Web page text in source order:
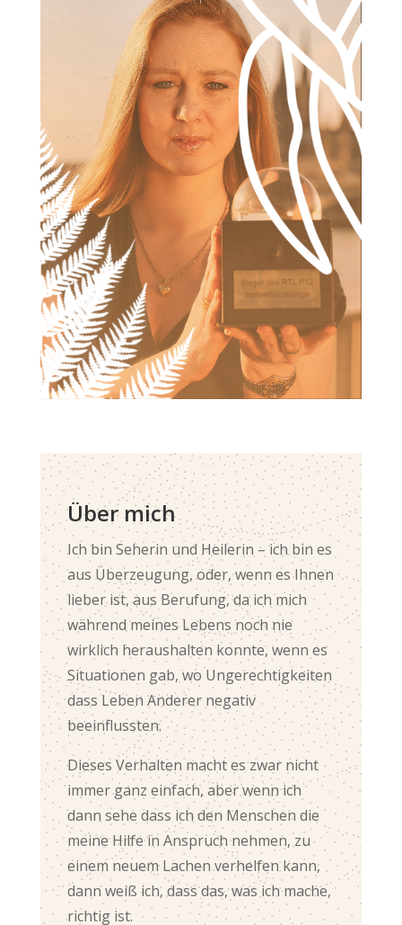
Über mich
Ich bin Seherin und Heilerin – ich bin es
aus Überzeugung, oder, wenn es Ihnen
lieber ist, aus Berufung, da ich mich
während meines Lebens noch nie
wirklich heraushalten konnte, wenn es
Situationen gab, wo Ungerechtigkeiten
dass Leben Anderer negativ
beeinflussten.
Dieses Verhalten macht es zwar nicht
immer ganz einfach, aber wenn ich
dann sehe dass ich den Menschen die
meine Hilfe in Anspruch nehmen, zu
einem neuem Lachen verhelfen kann,
dann weiß ich, dass das, was ich mache,
richtig ist.